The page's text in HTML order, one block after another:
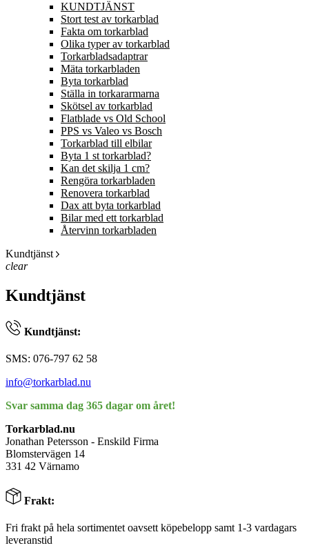
KUNDTJÄNST
Stort test av torkarblad
Fakta om torkarblad
Olika typer av torkarblad
Torkarbladsadaptrar
Mäta torkarbladen
Byta torkarblad
Ställa in torkararmarna
Skötsel av torkarblad
Flatblade vs Old School
PPS vs Valeo vs Bosch
Torkarblad till elbilar
Byta 1 st torkarblad?
Kan det skilja 1 cm?
Rengöra torkarbladen
Renovera torkarblad
Dax att byta torkarblad
Bilar med ett torkarblad
Återvinn torkarbladen
Kundtjänst
clear
Kundtjänst
Kundtjänst:
SMS: 076-797 62 58
info@torkarblad.nu
Svar samma dag 365 dagar om året!
Torkarblad.nu
Jonathan Petersson - Enskild Firma
Blomstervägen 14
331 42 Värnamo
Frakt:
Fri frakt på hela sortimentet oavsett köpebelopp samt 1-3 vardagars
leveranstid